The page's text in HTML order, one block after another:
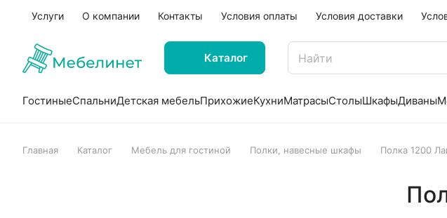
Услуги О компании Контакты Условия оплаты Условия доставки
Каталог
ГостиныеСпальниДетская мебельПрихожиеКухниМатрасыСтолыШкафыДиваны
Главная Каталог Мебель для гостиной Полки, навесные шкафы Полка 1200